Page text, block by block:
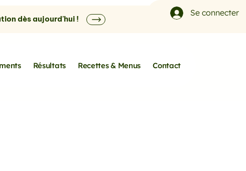
Se connecter
dès aujourd'hui !
Résultats Recettes & Menus Contact